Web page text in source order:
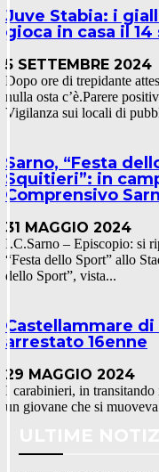
Juve Stabia: i
gioca in casa il
5 SETTEMBRE 2024
Dopo ore di trepidante
nulla osta c’è.Parere
Vigilanza sui locali di
Sarno, “Festa
Squitieri”: in
Comprensivo
31 MAGGIO 2024
I.C.Sarno – Episcopio: si
“Festa dello Sport” allo
dello Sport”, vista...
Castellammare
arrestato 16enne
29 MAGGIO 2024
I carabinieri, in transitando
un giovane che si